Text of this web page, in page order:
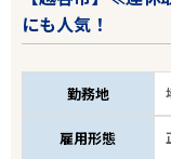
にも人気！
勤務地
雇用形態